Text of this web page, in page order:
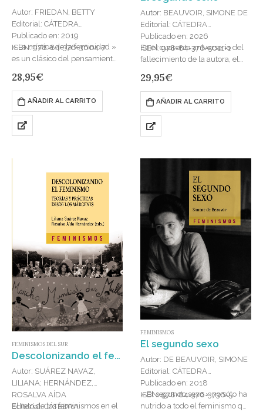
Autor: FRIEDAN, BETTY
Editorial: CÁTEDRA
Publicado en: 2019
ISBN: 978-84-376-3604-7
» La mística de la feminidad »
es un clásico del pensamiento
originalmente en Estados
Unidos en 1963. Se…
28,95€
AÑADIR AL CARRITO
Autor: BEAUVOIR, SIMONE DE
Editorial: CÁTEDRA
Publicado en: 2026
ISBN: 978-84-376-5011-1
En el cuarenta aniversario del
fallecimiento de la autora, el
textos más poderosos e
influyentes del siglo XX.El…
29,95€
AÑADIR AL CARRITO
FEMINISMOS DEL SUR
Descolonizando el feminismo : Teorías y prácticas desde los márgenes
Autor: SUÁREZ NAVAZ,
LILIANA; HERNÁNDEZ,
ROSALVA AÍDA
Editorial: CÁTEDRA
El reto de los feminismos en el
FEMINISMOS
El segundo sexo
Autor: DE BEAUVOIR, SIMONE
Editorial: CÁTEDRA
Publicado en: 2018
ISBN: 978-84-376-3736-5
» El segundo sexo » no sólo ha
nutrido a todo el feminismo que